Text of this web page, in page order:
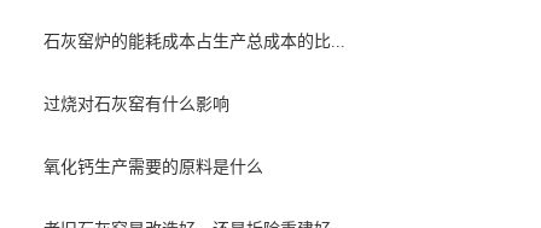
石灰窑炉的能耗成本占生产总成本的比...
过烧对石灰窑有什么影响
氧化钙生产需要的原料是什么